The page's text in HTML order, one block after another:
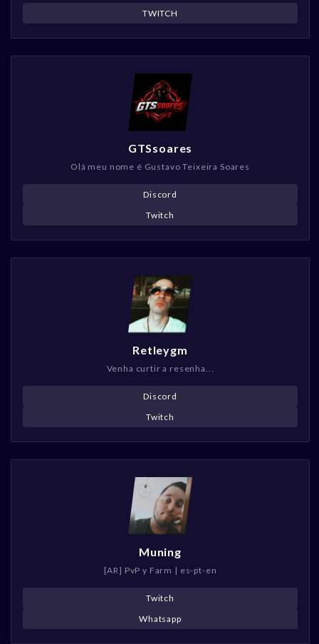
TWITCH
GTSsoares
Olá meu nome é Gustavo Teixeira Soares
Discord
Twitch
Retleygm
Venha curtir a resenha...
Discord
Twitch
Muning
[AR] PvP y Farm | es-pt-en
Twitch
Whatsapp